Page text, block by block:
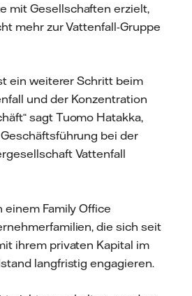
mit Gesellschaften erzielt,
mehr zur Vattenfall-Gruppe
ein weiterer Schritt beim
und der Konzentration
sagt Tuomo Hatakka,
bei der
Vattenfall
einem Family Office
die sich seit
ihrem privaten Kapital im
langfristig engagieren.